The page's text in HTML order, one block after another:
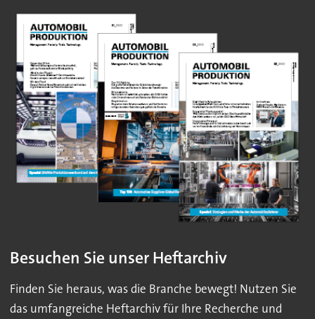
Besuchen Sie unser Heftarchiv
Finden Sie heraus, was die Branche bewegt! Nutzen Sie
das umfangreiche Heftarchiv für Ihre Recherche und